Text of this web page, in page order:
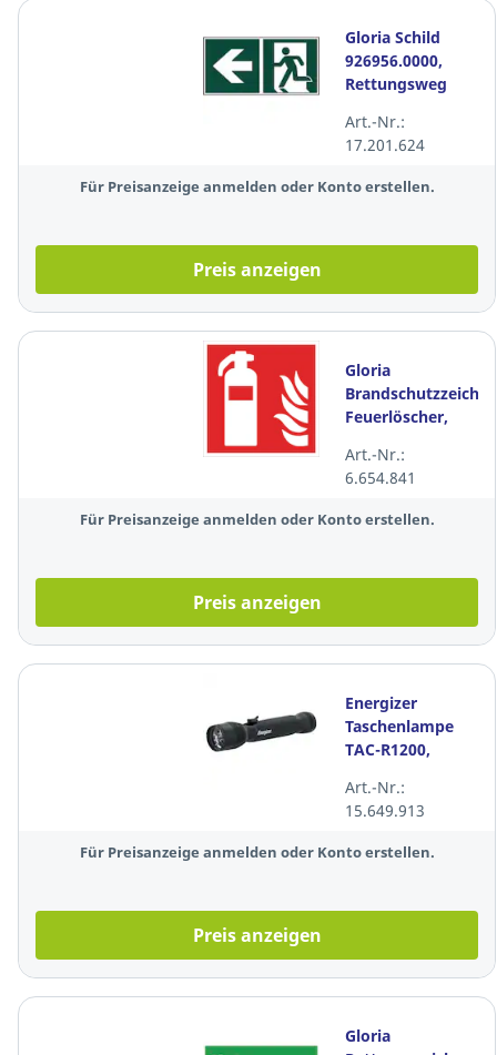
Gloria Schild
926956.0000,
Rettungsweg
300x150mm,
grün/weiß
Art.-Nr.:
17.201.624
Für Preisanzeige anmelden oder Konto erstellen.
Preis anzeigen
Gloria
Brandschutzzeichen
Feuerlöscher,
nachleuchtend,
15x15cm,
rot/weiß
Art.-Nr.:
6.654.841
Für Preisanzeige anmelden oder Konto erstellen.
Preis anzeigen
Energizer
Taschenlampe
TAC-R1200,
wiederaufladbar,
1200lm, schwarz
Art.-Nr.:
15.649.913
Für Preisanzeige anmelden oder Konto erstellen.
Preis anzeigen
Gloria